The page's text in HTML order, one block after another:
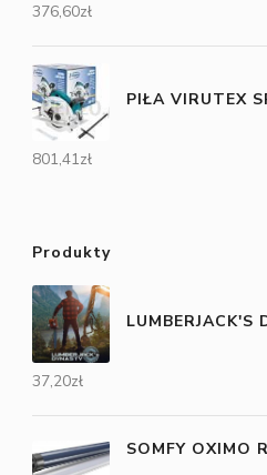
376,60zł
PIŁA VIRUTEX
801,41zł
Produkty
LUMBERJACK'S
37,20zł
SOMFY OXIMO